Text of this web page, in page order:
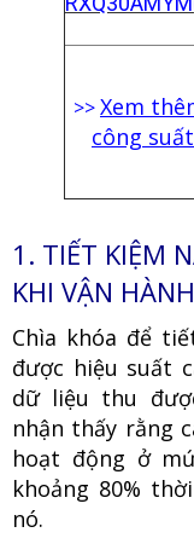
>>Xem
công
1. TIẾT KIỆM
KHI VẬN
Chìa khóa để
được hiệu suất
dữ liệu thu
nhận thấy rằng
hoạt động ở
khoảng 80%
nó.